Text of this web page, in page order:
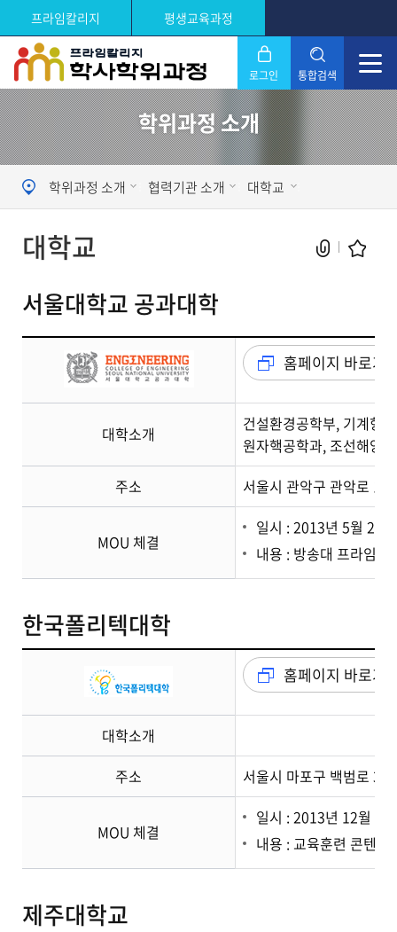
프라임칼리지 평생교육과정
로그인 통합검색
Search 닫기
학위과정 소개
학위과정 소개 협력기관 소개 대학교
현재 페이지를 즐겨찾는 메뉴로
등록하시겠습니까?
대학교
서울대학교 공과대학
홈페이지 바로가
대학소개
건설환경공학부, 기계항
원자핵공학과, 조선해양
주소
서울시 관악구 관악로 1
MOU 체결
일시 : 2013년 5월 29일
내용 : 방송대 프라임
한국폴리텍대학
홈페이지 바로가
대학소개
주소
서울시 마포구 백범로 31
MOU 체결
일시 : 2013년 12월 3일
내용 : 교육훈련 콘텐츠
제주대학교